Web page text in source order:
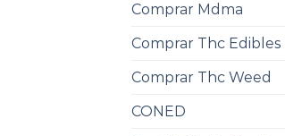
Comprar Mdma
Comprar Thc Edibles
Comprar Thc Weed
CONED